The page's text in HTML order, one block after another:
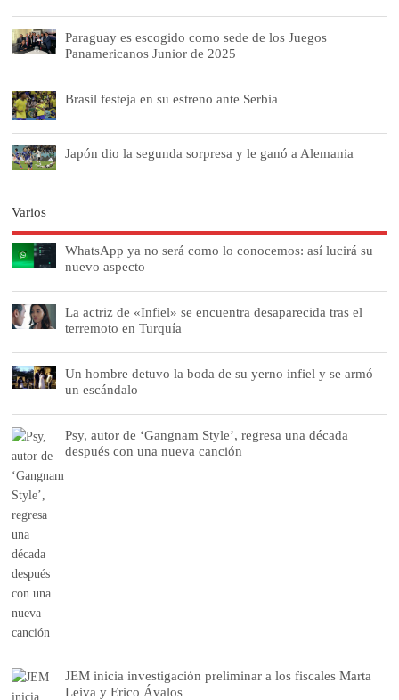
Paraguay es escogido como sede de los Juegos
Panamericanos Junior de 2025
Brasil festeja en su estreno ante Serbia
Japón dio la segunda sorpresa y le ganó a Alemania
Varios
WhatsApp ya no será como lo conocemos: así lucirá su
nuevo aspecto
La actriz de «Infiel» se encuentra desaparecida tras el
terremoto en Turquía
Un hombre detuvo la boda de su yerno infiel y se armó
un escándalo
Psy, autor de ‘Gangnam Style’, regresa una década
después con una nueva canción
JEM inicia investigación preliminar a los fiscales Marta
Leiva y Erico Ávalos